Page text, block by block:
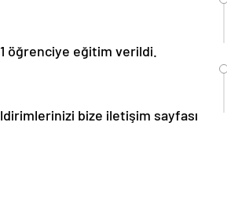
öğrenciye eğitim verildi.
bize iletişim sayfası